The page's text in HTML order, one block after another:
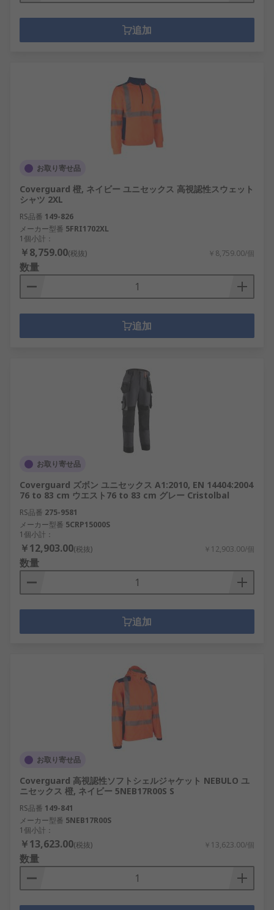
追加
お取り寄せ品
Coverguard 橙, ネイビー ユニセックス 高視認性スウェット
シャツ 2XL
RS品番 149-826
メーカー型番 5FRI1702XL
1個小計：
￥8,759.00(税抜) ￥8,759.00/個
数量
追加
お取り寄せ品
Coverguard ズボン ユニセックス A1:2010, EN 14404:2004
76 to 83 cm ウエスト76 to 83 cm グレー Cristolbal
RS品番 275-9581
メーカー型番 5CRP15000S
1個小計：
￥12,903.00(税抜) ￥12,903.00/個
数量
追加
お取り寄せ品
Coverguard 高視認性ソフトシェルジャケット NEBULO ユ
ニセックス 橙, ネイビー 5NEB17R00S S
RS品番 149-841
メーカー型番 5NEB17R00S
1個小計：
￥13,623.00(税抜) ￥13,623.00/個
数量